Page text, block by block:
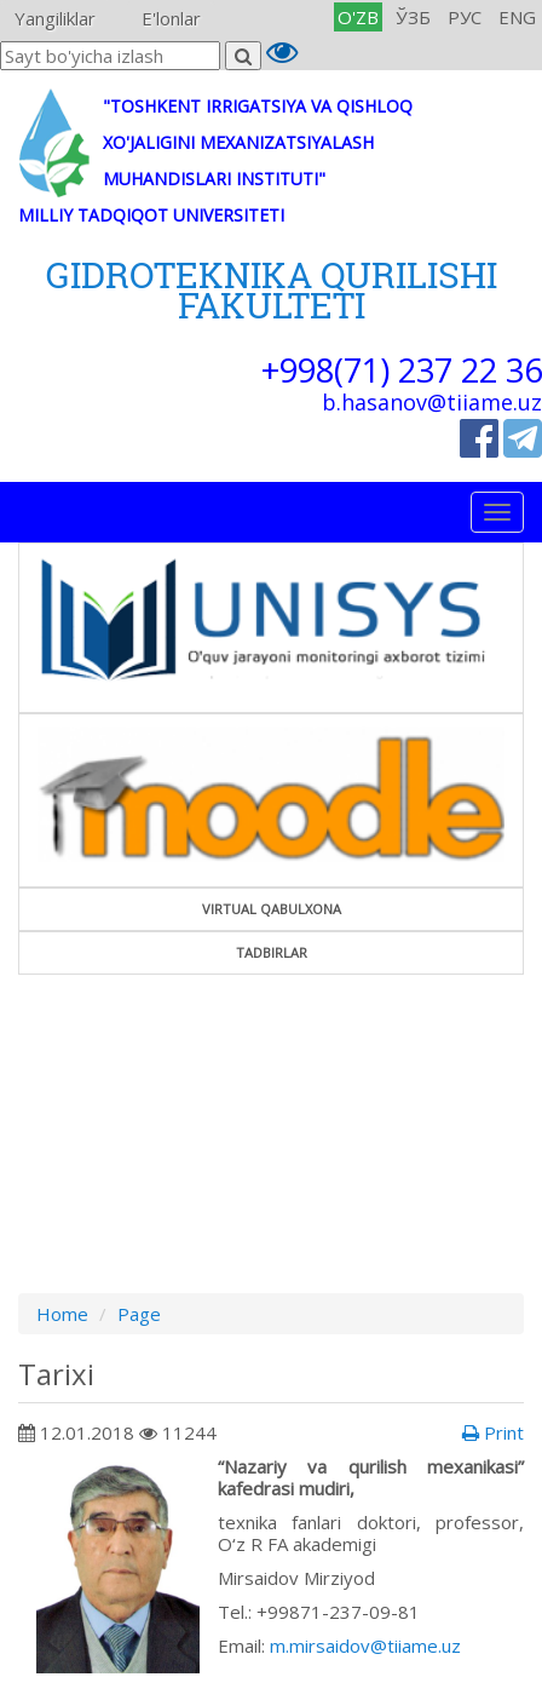
Yangiliklar E'lonlar O'ZB ЎЗБ РУС ENG
"TOSHKENT IRRIGATSIYA VA QISHLOQ
XO'JALIGINI MEXANIZATSIYALASH
MUHANDISLARI INSTITUTI"
MILLIY TADQIQOT UNIVERSITETI
GIDROTEKNIKA QURILISHI
FAKULTETI
+998(71) 237 22 36
b.hasanov@tiiame.uz
VIRTUAL QABULXONA
TADBIRLAR
Home Page
Tarixi
12.01.2018 11244
Print
“Nazariy va qurilish mexanikasi”
kafedrasi mudiri,
texnika fanlari doktori, professor,
O‘z R FA akademigi
Mirsaidov Mirziyod
Теl.: +99871-237-09-81
Email: m.mirsaidov@tiiame.uz